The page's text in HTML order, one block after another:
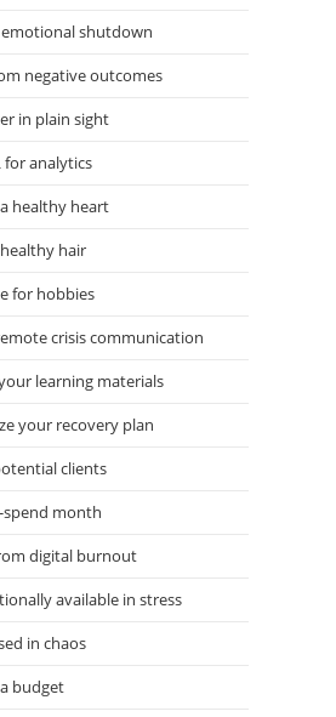
shutdown
negative outcomes
in plain sight
for analytics
healthy heart
hair
for hobbies
crisis communication
learning materials
your recovery plan
clients
month
digital burnout
available in stress
in chaos
budget